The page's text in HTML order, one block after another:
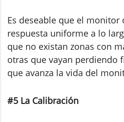
Es deseable que el monitor
respuesta uniforme a lo
que no existan zonas con
otras que vayan perdiendo
que avanza la vida del
#5 La Calibración